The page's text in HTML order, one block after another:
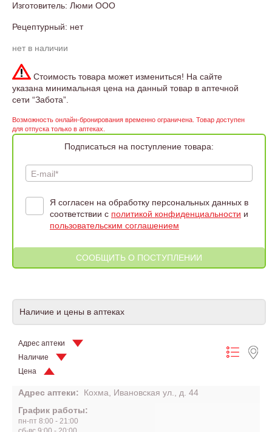
Изготовитель: Люми ООО
Рецептурный: нет
нет в наличии
Стоимость товара может измениться! На сайте
указана минимальная цена на данный товар в аптечной
сети “Забота”.
Возможность онлайн-бронирования временно ограничена. Товар доступен
для отпуска только в аптеках.
Подписаться на поступление товара:
E-mail*
Я согласен на обработку персональных данных в
соответствии с политикой конфиденциальности и
пользовательским соглашением
Наличие и цены в аптеках
Адрес аптеки
Наличие
Цена
Адрес аптеки:
Кохма, Ивановская ул., д. 44
График работы:
пн-пт 8:00 - 21:00